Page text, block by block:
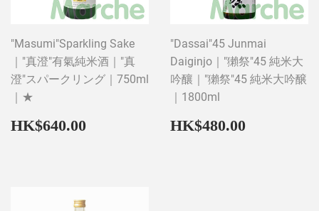
"Masumi"Sparkling Sake
｜"真澄"有氣純米酒｜"真
澄"スパークリング｜750ml
｜★
Regular
price
HK$640.00 HK$640.00
"Dassai"45 Junmai
Daiginjo｜"獺祭"45 純米大
吟釀｜"獺祭"45 純米大吟醸
｜1800ml
Regular
price
HK$480.00